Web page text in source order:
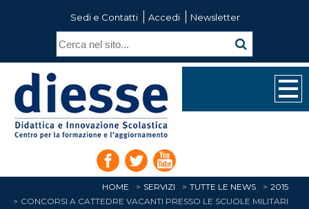
Sedi e Contatti Accedi Newsletter
HOME SERVIZI TUTTE LE NEWS
2015
CONCORSI A CATTEDRE VACANTI PRESSO LE SCUOLE MILITARI